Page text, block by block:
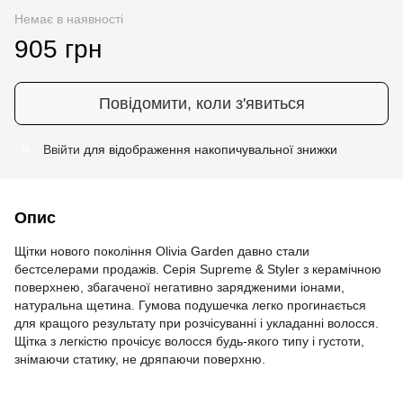
Немає в наявності
905 грн
Повідомити, коли з'явиться
Ввійти для відображення накопичувальної знижки
Опис
Щітки нового покоління Olivia Garden давно стали
бестселерами продажів. Серія Supreme & Styler з керамічною
поверхнею, збагаченої негативно зарядженими іонами,
натуральна щетина. Гумова подушечка легко прогинається
для кращого результату при розчісуванні і укладанні волосся.
Щітка з легкістю прочісує волосся будь-якого типу і густоти,
знімаючи статику, не дряпаючи поверхню.